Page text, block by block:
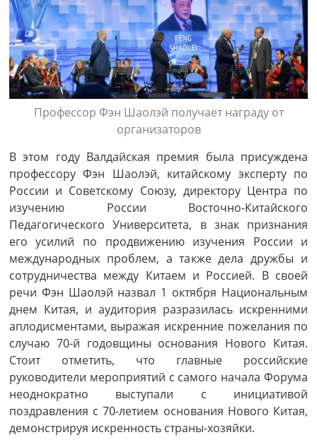
Профессор Фэн Шаолэй получает награду от
организаторов
В этом году Валдайская премия была присуждена
профессору Фэн Шаолэй, китайскому эксперту по
России и Советскому Союзу, директору Центра по
изучению России Восточно-Китайского
Педагогического Университета, в знак признания
его усилий по продвижению изучения России и
международных проблем, а также дела дружбы и
сотрудничества между Китаем и Россией. В своей
речи Фэн Шаолэй назвал 1 октября Национальным
днем Китая, и аудитория разразилась искренними
аплодисментами, выражая искренние пожелания по
случаю 70-й годовщины основания Нового Китая.
Стоит отметить, что главные российские
руководители мероприятий с самого начала Форума
неоднократно выступали с инициативой
поздравления с 70-летием основания Нового Китая,
демонстрируя искренность страны-хозяйки.